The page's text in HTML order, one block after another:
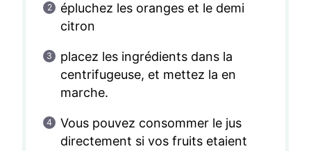
épluchez les oranges et le demi
citron
placez les ingrédients dans la
centrifugeuse, et mettez la en
marche.
Vous pouvez consommer le jus
directement si vos fruits etaient